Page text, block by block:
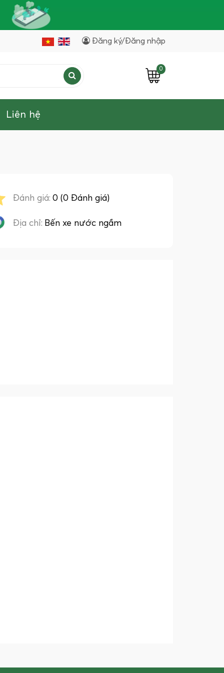
Đăng ký/Đăng nhập
0
Liên hệ
Đánh giá: 0 (0 Đánh giá)
Địa chỉ: Bến xe nước ngầm